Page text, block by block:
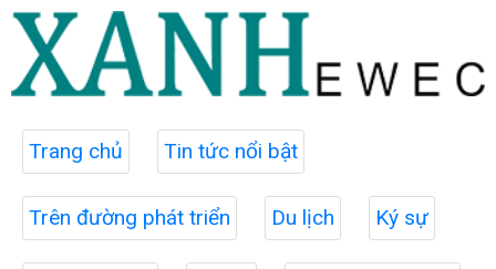
Trang chủ Tin tức nổi bật
Trên đường phát triển Du lịch Ký sự